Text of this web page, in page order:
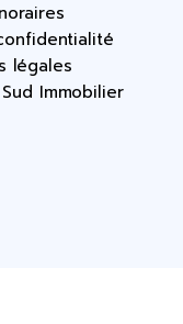
légales
Immobilier